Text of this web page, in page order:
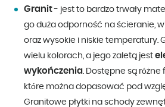
Granit- jest to bardzo trwały
go duża odporność na ścieranie,
oraz wysokie i niskie temperatury.
wielu kolorach, a jego zaletą jest
wykończenia . Dostępne są
które można dopasować pod
Granitowe płytki na schody